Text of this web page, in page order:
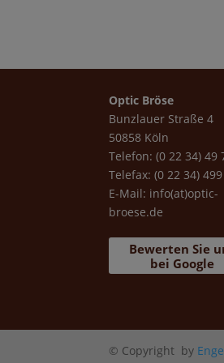
Optic Bröse
Bunzlauer Straße 4
50858 Köln
Telefon: (0 22 34) 49
Telefax: (0 22 34)
E-Mail: info(at)optic-
broese.de
Bewerten Sie
bei Google
© Copyright by